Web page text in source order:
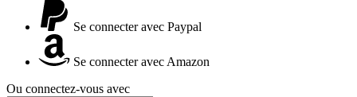
Se connecter avec Paypal
Se connecter avec Amazon
Ou connectez-vous avec